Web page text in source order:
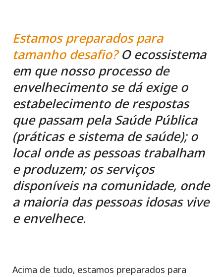
Estamos preparados para
tamanho desafio?O ecossistema
em que nosso processo de
envelhecimento se dá exige o
estabelecimento de respostas
que passam pela Saúde Pública
(práticas e sistema de saúde); o
local onde as pessoas trabalham
e produzem; os serviços
disponíveis na comunidade, onde
a maioria das pessoas idosas vive
e envelhece.
Acima de tudo, estamos preparados para